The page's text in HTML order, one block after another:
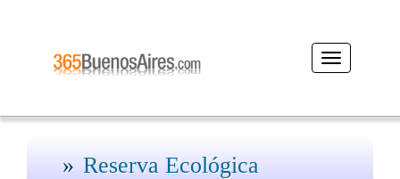
Desplegar
navegación
Reserva Ecológica